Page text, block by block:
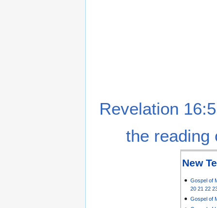
Revelation
the reading
New
Gospel of
20 21 22
Gospel of